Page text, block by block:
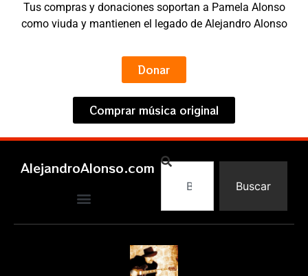
Tus compras y donaciones soportan a Pamela Alonso
como viuda y mantienen el legado de Alejandro Alonso
Donar
Comprar música original
AlejandroAlonso.com
Buscar